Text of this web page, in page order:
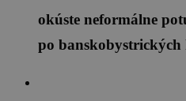
okúste neformálne
po